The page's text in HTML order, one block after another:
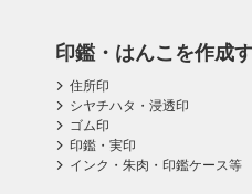
印鑑・はんこを作成
住所印
シヤチハタ・浸透印
ゴム印
印鑑・実印
インク・朱肉・印鑑ケース等